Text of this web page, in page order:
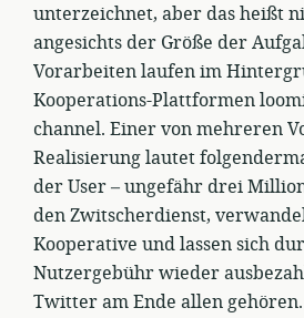
unterzeichnet, aber das heißt
angesichts der Größe der
Vorarbeiten laufen im
Kooperations-Plattformen
channel. Einer von mehreren
Realisierung lautet
der User – ungefähr drei
den Zwitscherdienst,
Kooperative und lassen sich
Nutzergebühr wieder
Twitter am Ende allen gehören.